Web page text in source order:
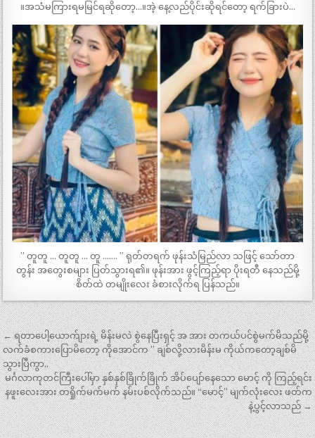
။အသံမကြားရမမြင်ရဆိုတော့…။အဲ့ နေ့လည်ပိုင်းဆိုရင်တော့ ရက်ခြားပဲ…
” တူတူ … တူတူ … တူ ……. ” ရုတ်တရက် ဖုန်းသံမြည်လာ သဖြင့် သော်တာ
တွန်း အတွေးစများ ပြတ်သွားရ၏။ ဖုန်းအား ဖွင့်ကြည့်ရာ ပိုးရတီ နေသည်မို့
စိတ်ထဲ တမျိုးလေး ခံစားလိုက်ရ ပြန်သည်။
Post
navigation
← ရတာပေါ့ယောက်ျားရဲ့ မိန်းမလဲ စွဲနေပြီးရှင့် အ အား တကယ်ပင်စွဲမက်မိသည်မို့
လက်ခံစကားပြောမိတော့ ကိုအောင်က ” ချစ်လို့လားမိန်းမ ကိုယ်ကတော့ချစ်မိ
သွားပြီကွာ„
မင်္ဂလာကုတင်ကြီးပေါ်မှာ နှစ်နှစ်ခြိုက်ခြိုက် အိပ်ပျော်နေသော မောင့် ကို ကြည့်ရင်း
နဖူးလေးအား တရှိုက်မက်မက် နမ်းပစ်လိုက်သည်။ “မောင့်” မျက်လုံးလေး ဖတ်က
နဲ့ပွင့်လာသည် →